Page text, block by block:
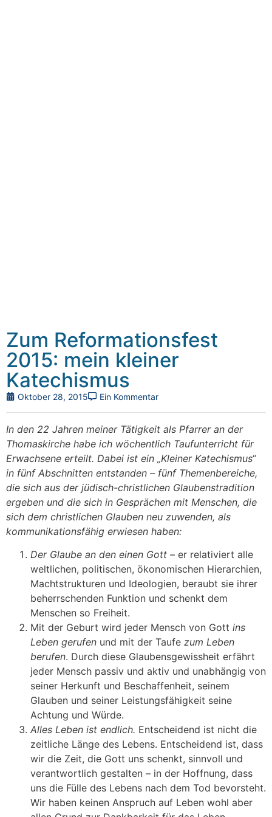
Zum Reformationsfest
2015: mein kleiner
Katechismus
Oktober 28, 2015 Ein Kommentar
In den 22 Jahren meiner Tätigkeit als Pfarrer an der
Thomaskirche habe ich wöchentlich Taufunterricht für
Erwachsene erteilt. Dabei ist ein „Kleiner Katechismus“
in fünf Abschnitten entstanden – fünf Themenbereiche,
die sich aus der jüdisch-christlichen Glaubenstradition
ergeben und die sich in Gesprächen mit Menschen, die
sich dem christlichen Glauben neu zuwenden, als
kommunikationsfähig erwiesen haben:
Der Glaube an den einen Gott – er relativiert alle
weltlichen, politischen, ökonomischen Hierarchien,
Machtstrukturen und Ideologien, beraubt sie ihrer
beherrschenden Funktion und schenkt dem
Menschen so Freiheit.
Mit der Geburt wird jeder Mensch von Gott ins
Leben gerufen und mit der Taufe zum Leben
berufen. Durch diese Glaubensgewissheit erfährt
jeder Mensch passiv und aktiv und unabhängig von
seiner Herkunft und Beschaffenheit, seinem
Glauben und seiner Leistungsfähigkeit seine
Achtung und Würde.
Alles Leben ist endlich. Entscheidend ist nicht die
zeitliche Länge des Lebens. Entscheidend ist, dass
wir die Zeit, die Gott uns schenkt, sinnvoll und
verantwortlich gestalten – in der Hoffnung, dass
uns die Fülle des Lebens nach dem Tod bevorsteht.
Wir haben keinen Anspruch auf Leben wohl aber